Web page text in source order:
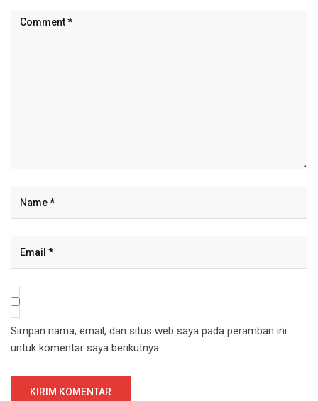
Simpan nama, email, dan situs web saya pada peramban ini
untuk komentar saya berikutnya.